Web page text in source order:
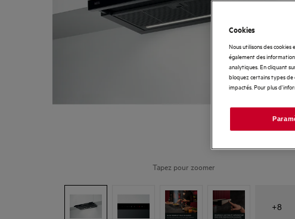
Tapez pour zoomer
+8
Cookies
Nous utilisons des
également des
analytiques. En cliquant
bloquez certains types de
impactés. Pour plus